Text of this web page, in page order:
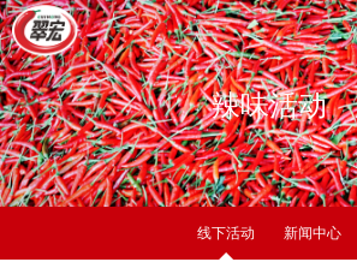
辣味活动
线下活动 新闻中心